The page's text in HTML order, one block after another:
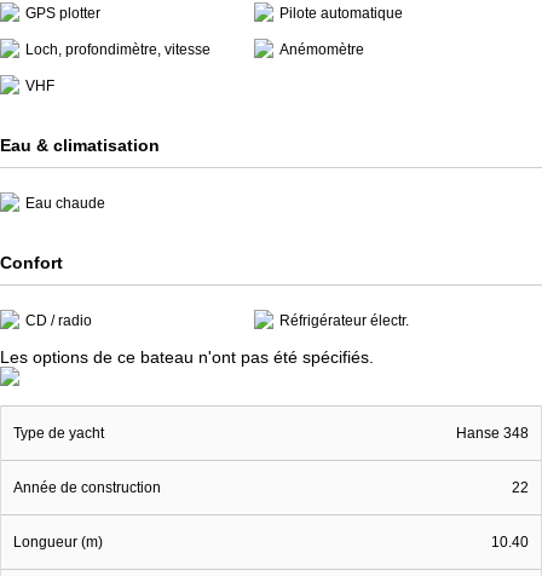
GPS plotter Pilote automatique
Loch, profondimètre, vitesse Anémomètre
VHF
Eau & climatisation
Eau chaude
Confort
CD / radio Réfrigérateur électr.
Les options de ce bateau n'ont pas été spécifiés.
Type de yacht Hanse 348
Année de construction 22
Longueur (m) 10.40